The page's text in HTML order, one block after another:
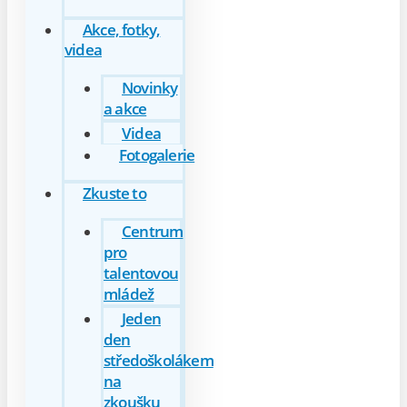
Akce, fotky,
videa
Novinky
a akce
Videa
Fotogalerie
Zkuste to
Centrum
pro
talentovou
mládež
Jeden
den
středoškolákem
na
zkoušku